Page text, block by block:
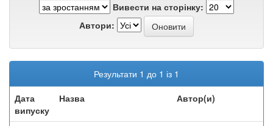
Вивести на сторінку:
Автори:
Результати 1 до 1 із 1
Дата
випуску
Назва Автор(и)